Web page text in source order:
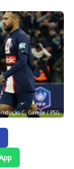
C. Gavelle / PSG